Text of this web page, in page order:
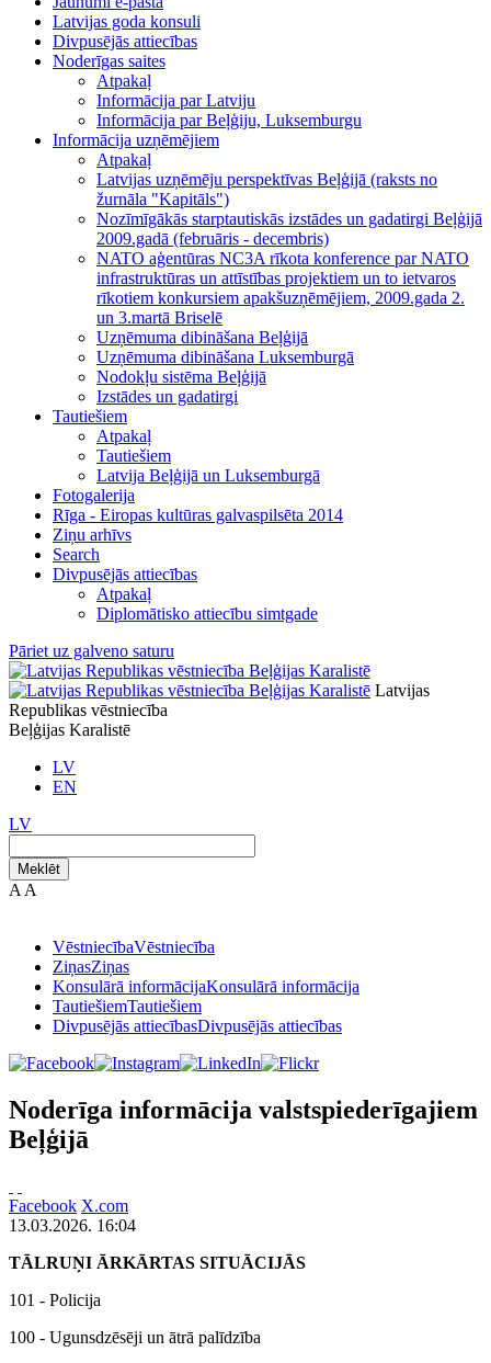
Latvijas goda konsuli
Divpusējās attiecības
Noderīgas saites
Atpakaļ
Informācija par Latviju
Informācija par Beļģiju, Luksemburgu
Informācija uzņēmējiem
Atpakaļ
Latvijas uzņēmēju perspektīvas Beļģijā (raksts no
žurnāla "Kapitāls")
Nozīmīgākās starptautiskās izstādes un gadatirgi Beļģijā
2009.gadā (februāris - decembris)
NATO aģentūras NC3A rīkota konference par NATO
infrastruktūras un attīstības projektiem un to ietvaros
rīkotiem konkursiem apakšuzņēmējiem, 2009.gada 2.
un 3.martā Briselē
Uzņēmuma dibināšana Beļģijā
Uzņēmuma dibināšana Luksemburgā
Nodokļu sistēma Beļģijā
Izstādes un gadatirgi
Tautiešiem
Atpakaļ
Tautiešiem
Latvija Beļģijā un Luksemburgā
Fotogalerija
Rīga - Eiropas kultūras galvaspilsēta 2014
Ziņu arhīvs
Search
Divpusējās attiecības
Atpakaļ
Diplomātisko attiecību simtgade
Pāriet uz galveno saturu
Latvijas
Republikas vēstniecība
Beļģijas Karalistē
LV
EN
LV
Meklēt
A A
VēstniecībaVēstniecība
ZiņasZiņas
Konsulārā informācijaKonsulārā informācija
TautiešiemTautiešiem
Divpusējās attiecībasDivpusējās attiecības
Noderīga informācija valstspiederīgajiem
Beļģijā
Facebook X.com
13.03.2026. 16:04
TĀLRUŅI ĀRKĀRTAS SITUĀCIJĀS
101 - Policija
100 - Ugunsdzēsēji un ātrā palīdzība